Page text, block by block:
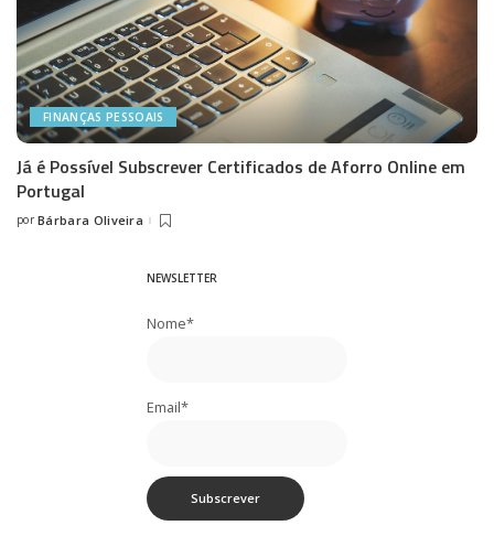
FINANÇAS PESSOAIS
Já é Possível Subscrever Certificados de Aforro Online em
Portugal
Posted
por Bárbara Oliveira
NEWSLETTER
Nome*
Email*